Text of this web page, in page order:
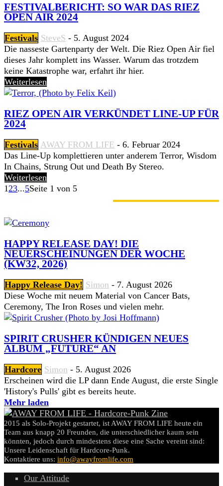
FESTIVALBERICHT: SO WAR DAS RIEZ
OPEN AIR 2024
Festivals SteveS - 5. August 2024
Die nasseste Gartenparty der Welt. Die Riez Open Air fiel
dieses Jahr komplett ins Wasser. Warum das trotzdem
keine Katastrophe war, erfahrt ihr hier.
Weiterlesen
RIEZ OPEN AIR VERKÜNDET LINE-UP FÜR
2024
Festivals AWAY FROM LIFE - 6. Februar 2024
Das Line-Up komplettieren unter anderem Terror, Wisdom
In Chains, Strung Out und Death By Stereo.
Weiterlesen
123...5Seite 1 von 5
HAPPY RELEASE DAY! DIE
NEUERSCHEINUNGEN DER WOCHE
(KW32, 2026)
Happy Release Day! Simon - 7. August 2026
Diese Woche mit neuem Material von Cancer Bats,
Ceremony, The Iron Roses und vielen mehr.
SPIRIT CRUSHER KÜNDIGEN NEUES
ALBUM „FUTURE“ AN
Hardcore Simon - 5. August 2026
Erscheinen wird die LP dann Ende August, die erste Single
'History's Pulls' gibt es bereits heute.
Mehr laden
2015 als Solo-Projekt gestartet, ist AWAY FROM LIFE heute ein
Team aus knapp 20 Freunden, die unterschiedlicher kaum sein
könnten, jedoch durch mindestens diese eine Sache vereint sind:
Unsere Leidenschaft für Hardcore-Punk.
Kontaktiere uns: info@awayfromlife.com
Our Attitude